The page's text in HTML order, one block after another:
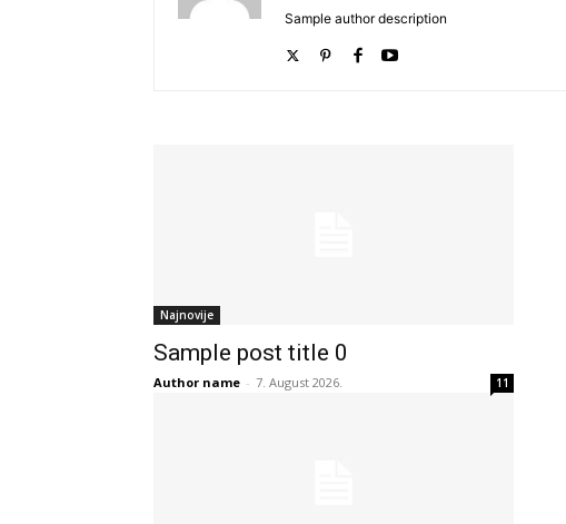
Sample author description
Najnovije
Sample post title 0
Author name - 7. August 2026. 11